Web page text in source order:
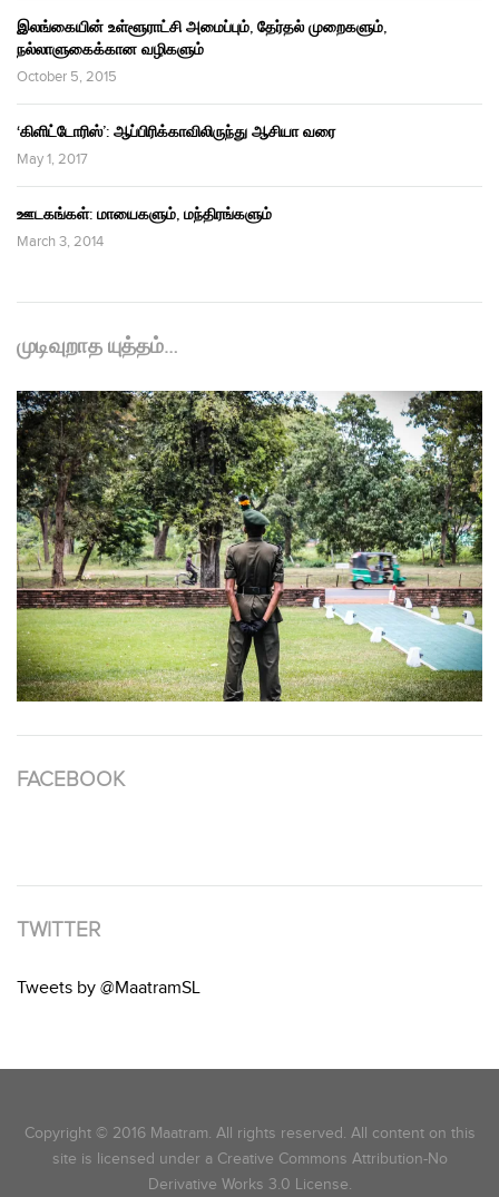
இலங்கையின் உள்ளூராட்சி அமைப்பும், தேர்தல் முறைகளும்,
நல்லாளுகைக்கான வழிகளும்
October 5, 2015
‘கிளிட்டோரிஸ்’: ஆப்பிரிக்காவிலிருந்து ஆசியா வரை
May 1, 2017
ஊடகங்கள்: மாயைகளும், மந்திரங்களும்
March 3, 2014
முடிவுறாத யுத்தம்…
FACEBOOK
TWITTER
Tweets by @MaatramSL
Copyright © 2016 Maatram. All rights reserved. All content on this
site is licensed under a Creative Commons Attribution-No
Derivative Works 3.0 License.